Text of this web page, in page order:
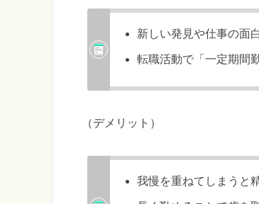
新しい発見や仕事の面
転職活動で「一定期間
（デメリット）
我慢を重ねてしまうと